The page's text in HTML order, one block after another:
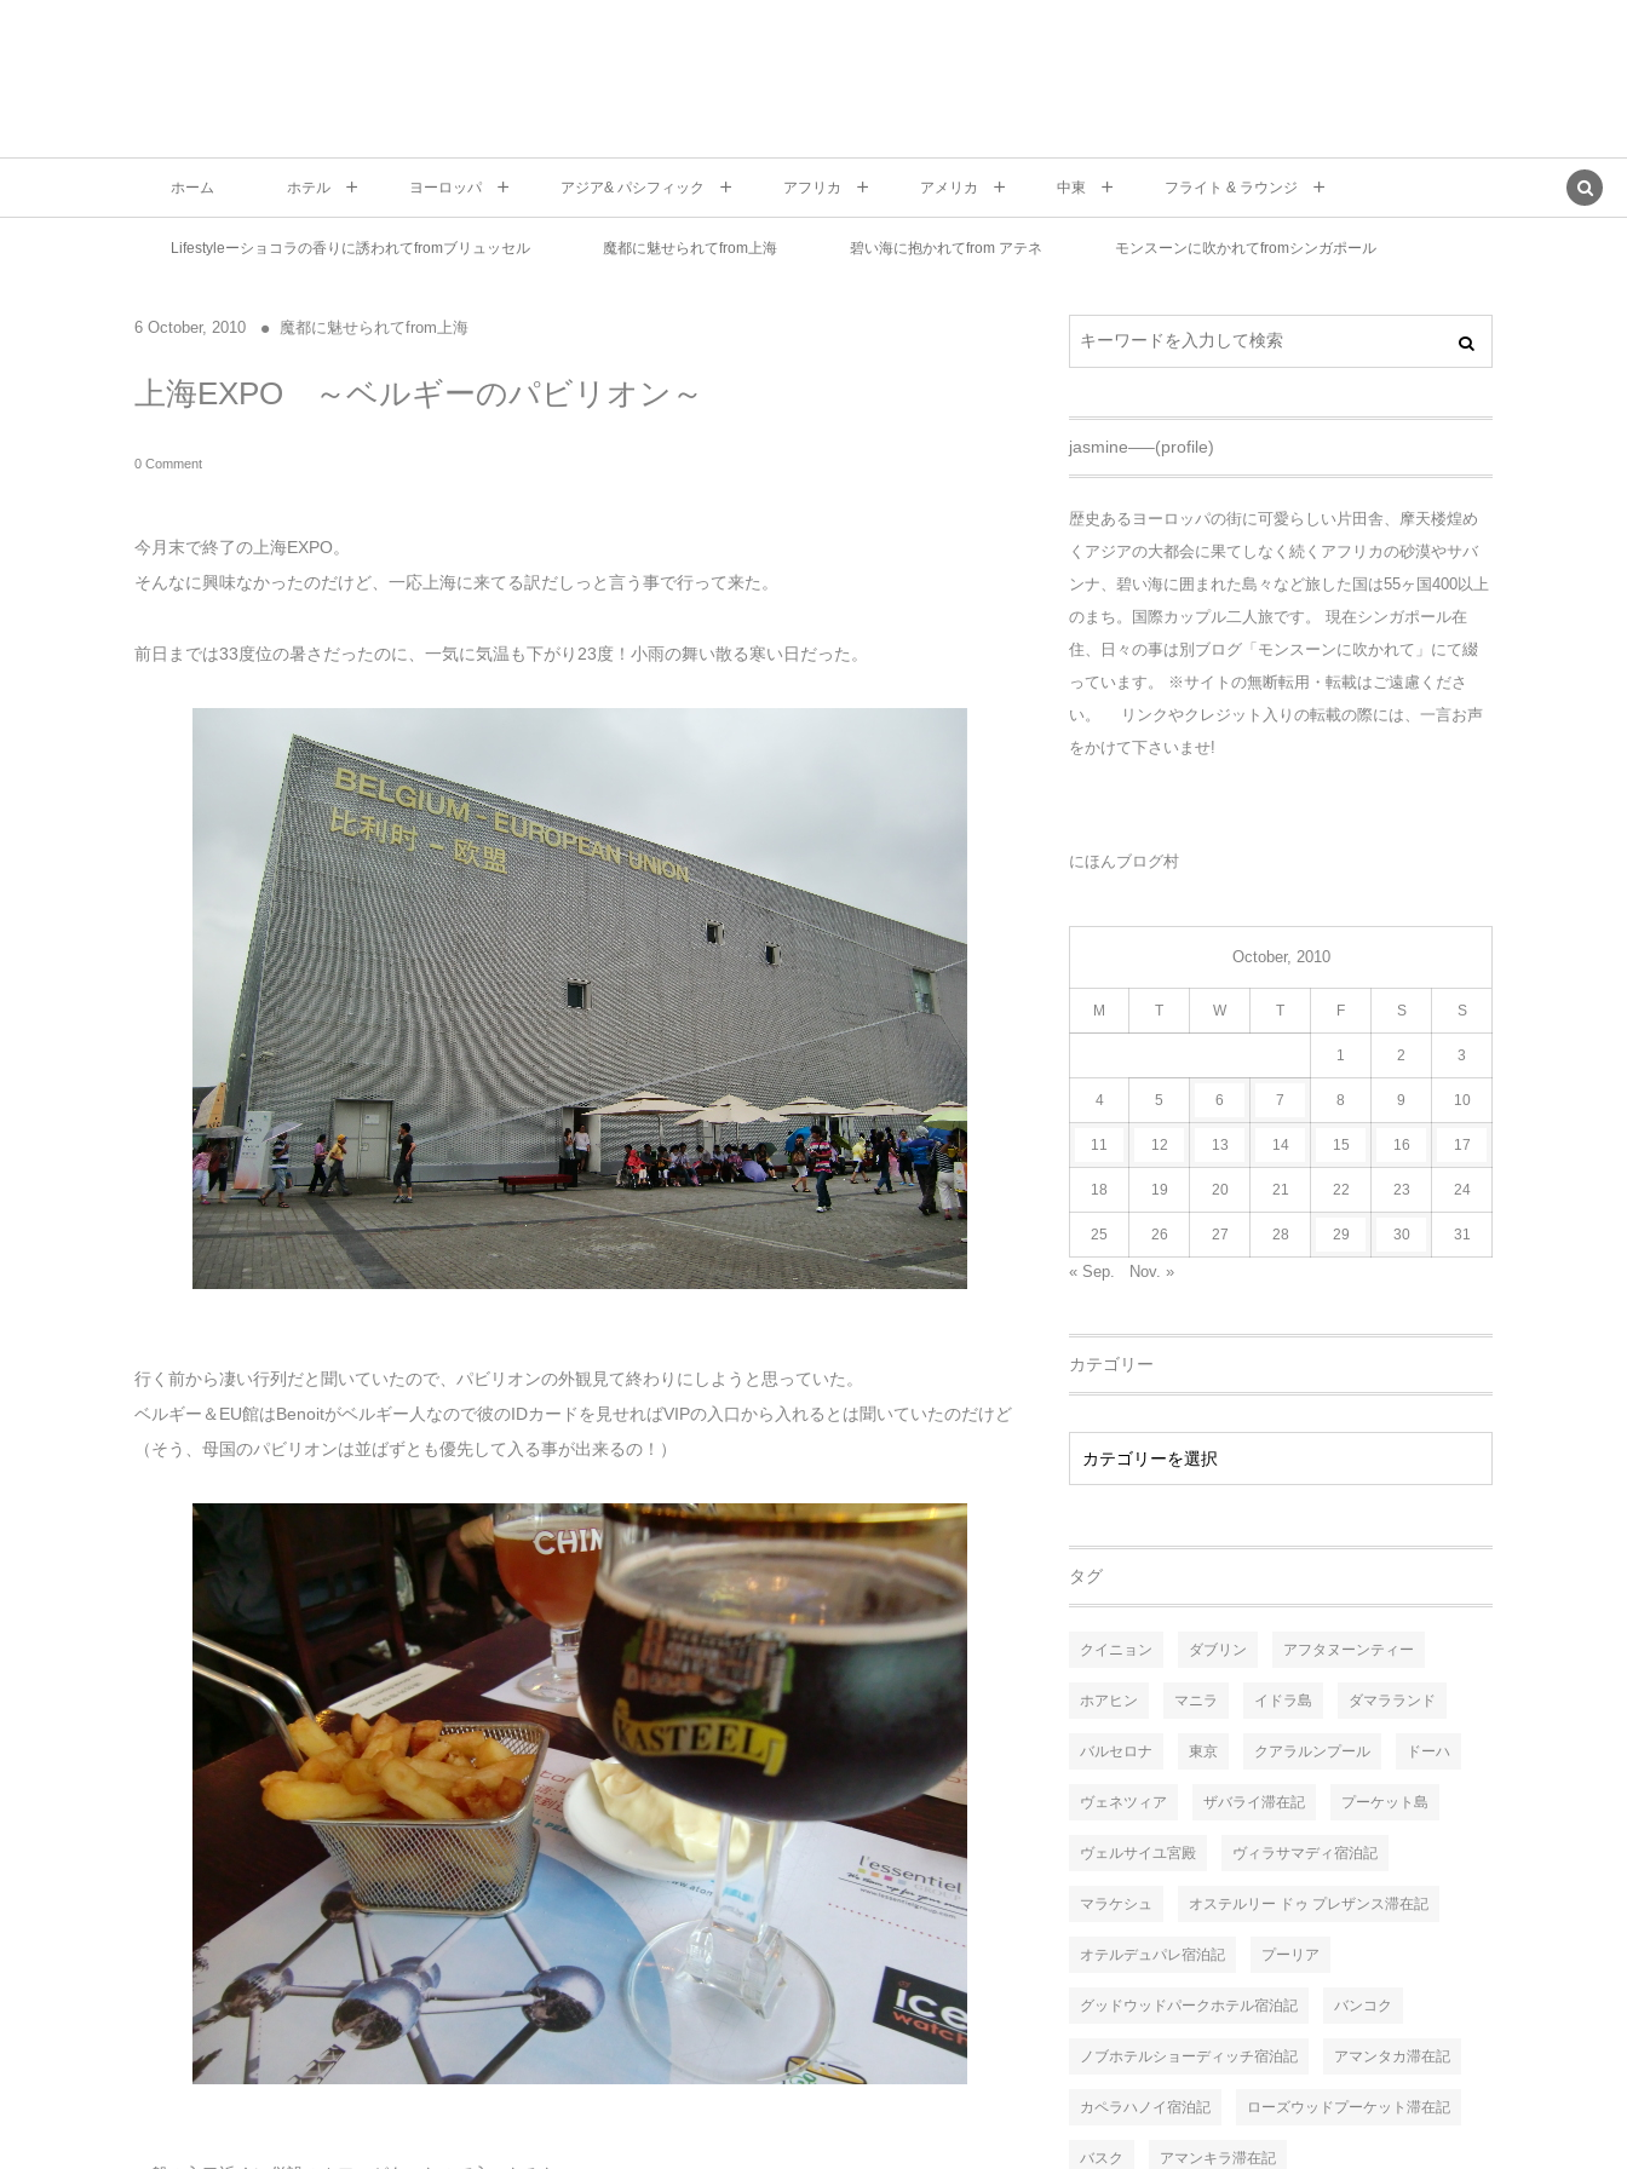
ホーム ホテル ヨーロッパ アジア& パシフィック アフリカ アメリカ 中東 フライト & ラウンジ
Lifestyleーショコラの香りに誘われてfromブリュッセル 魔都に魅せられてfrom上海 碧い海に抱かれてfrom アテネ モンスーンに吹かれてfromシンガポール
6 October, 2010 魔都に魅せられてfrom上海
上海EXPO ～ベルギーのパビリオン～
0 Comment
今月末で終了の上海EXPO。
そんなに興味なかったのだけど、一応上海に来てる訳だしっと言う事で行って来た。
前日までは33度位の暑さだったのに、一気に気温も下がり23度！小雨の舞い散る寒い日だった。
行く前から凄い行列だと聞いていたので、パビリオンの外観見て終わりにしようと思っていた。
ベルギー＆EU館はBenoitがベルギー人なので彼のIDカードを見せればVIPの入口から入れるとは聞いていたのだけど
（そう、母国のパビリオンは並ばずとも優先して入る事が出来るの！）
jasmine—–(profile)
歴史あるヨーロッパの街に可愛らしい片田舎、摩天楼煌め
くアジアの大都会に果てしなく続くアフリカの砂漠やサバ
ンナ、碧い海に囲まれた島々など旅した国は55ヶ国400以上
のまち。国際カップル二人旅です。 現在シンガポール在
住、日々の事は別ブログ「モンスーンに吹かれて」にて綴
っています。 ※サイトの無断転用・転載はご遠慮くださ
い。 リンクやクレジット入りの転載の際には、一言お声
をかけて下さいませ!
にほんブログ村
October, 2010
M T W T F S S
1 2 3
4 5 6 7 8 9 10
11 12 13 14 15 16 17
18 19 20 21 22 23 24
25 26 27 28 29 30 31
« Sep. Nov. »
カテゴリー
タグ
クイニョン ダブリン アフタヌーンティー
ホアヒン マニラ イドラ島 ダマラランド
バルセロナ 東京 クアラルンプール ドーハ
ヴェネツィア ザバライ滞在記 プーケット島
ヴェルサイユ宮殿 ヴィラサマディ宿泊記
マラケシュ オステルリー ドゥ プレザンス滞在記
オテルデュパレ宿泊記 プーリア
グッドウッドパークホテル宿泊記 バンコク
ノブホテルショーディッチ宿泊記 アマンタカ滞在記
カペラハノイ宿泊記 ローズウッドプーケット滞在記
バスク アマンキラ滞在記